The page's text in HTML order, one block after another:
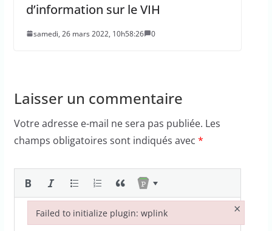
d’information sur le VIH
samedi, 26 mars 2022, 10h58:26 0
Laisser un commentaire
Votre adresse e-mail ne sera pas publiée. Les
champs obligatoires sont indiqués avec *
Failed to initialize plugin: wplink ×
Failed to initialize plugin: wplink